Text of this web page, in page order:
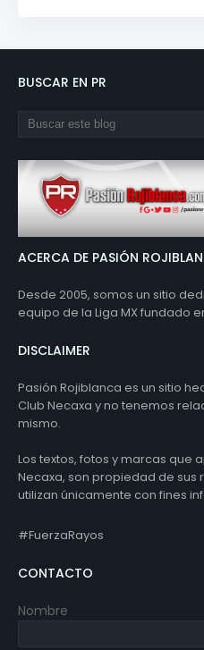
BUSCAR EN PR
ACERCA DE PASIÓN
Desde 2005, somos un sitio
equipo de la Liga MX fundado
DISCLAIMER
Pasión Rojiblanca es un sitio
Club Necaxa y no tenemos
mismo.
Los textos, fotos y marcas que
Necaxa, son propiedad de sus
utilizan únicamente con fines
#FuerzaRayos
CONTACTO
Nombre